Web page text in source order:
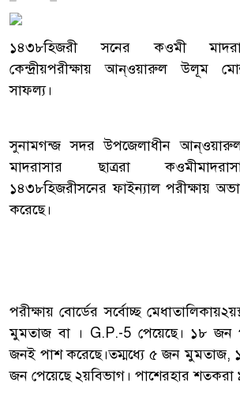
১৪৩৮হিজরী সনের কওমী
কেন্দ্রীয়পরীক্ষায় আন্ওয়ারুল উলূম
সাফল্য।
সুনামগন্জ সদর উপজেলাধীন
মাদরাসার ছাত্ররা
১৪৩৮হিজরীসনের ফাইন্যাল পরীক্ষায়
করেছে।
পরীক্ষায় বোর্ডের সর্বোচ্ছ
মুমতাজ বা । G.P.-5 পেয়েছে। ১৮ জন
জনই পাশ করেছে।তম্মধ্যে ৫জন মুমতাজ,
জন পেয়েছে ২য়বিভাগ। পাশেরহার শতকরা